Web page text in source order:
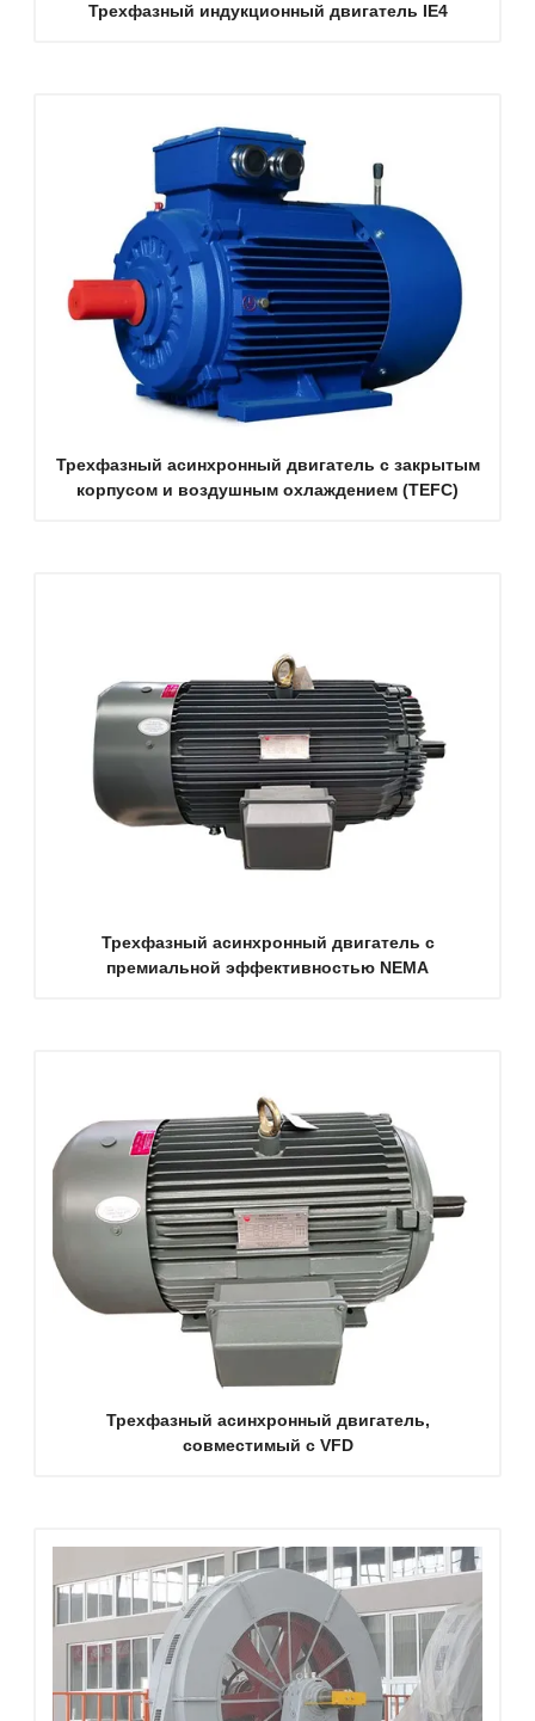
Трехфазный индукционный двигатель IE4
Трехфазный асинхронный двигатель с закрытым
корпусом и воздушным охлаждением (TEFC)
Трехфазный асинхронный двигатель с
премиальной эффективностью NEMA
Трехфазный асинхронный двигатель,
совместимый с VFD